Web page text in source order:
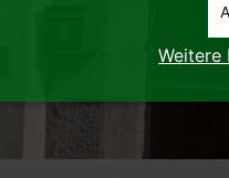
Weitere